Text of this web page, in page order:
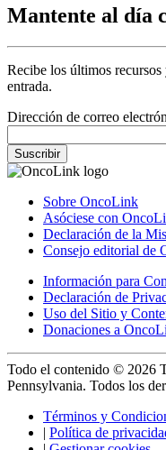
Mantente al día
Recibe los últimos
entrada.
Dirección de correo
Suscribir
Sobre OncoLink
Asóciese con
Declaración de la
Consejo editorial de
Información para
Declaración de
Uso del Sitio y
Donaciones a
Todo el contenido © 2026
Pennsylvania. Todos los
Términos y
| Política de